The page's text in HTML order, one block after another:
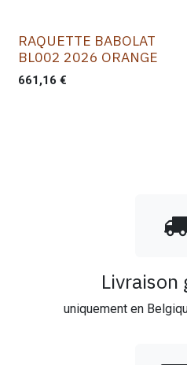
RAQUETTE BABOLAT
BL002 2026 ORANGE
661,16 €
Livraison
uniquement en